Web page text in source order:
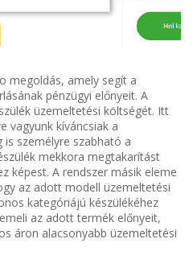
megoldás, amely segít a
pénzügyi előnyeit. A
üzemeltetési költségét. Itt
vagyunk kíváncsiak a
személyre szabható a
mekkora megtakarítást
képest. A rendszer másik eleme
az adott modell üzemeltetési
kategóriájú készülékéhez
az adott termék előnyeit,
áron alacsonyabb üzemeltetési